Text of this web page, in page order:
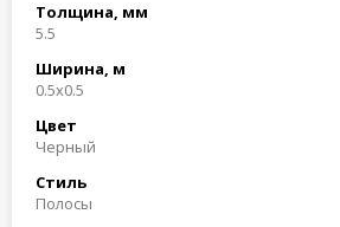
Толщина, мм
5.5
Ширина, м
0.5x0.5
Цвет
Черный
Стиль
Полосы